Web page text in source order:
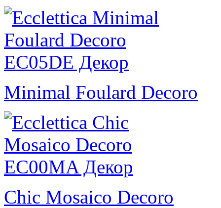
Minimal Foulard Decoro
Chic Mosaico Decoro